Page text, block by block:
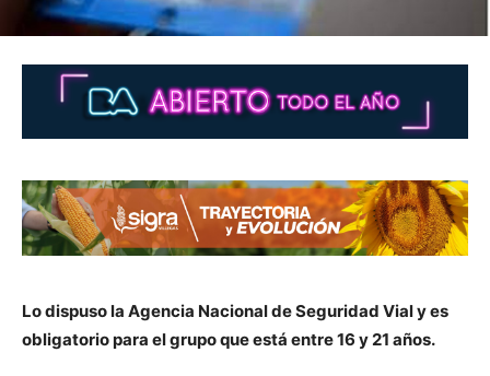
Lo dispuso la Agencia Nacional de Seguridad Vial y es
obligatorio para el grupo que está entre 16 y 21 años.